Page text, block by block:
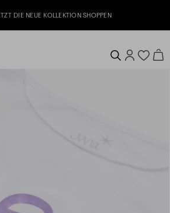
DIE NEUE KOLLEKTION SHOPPEN